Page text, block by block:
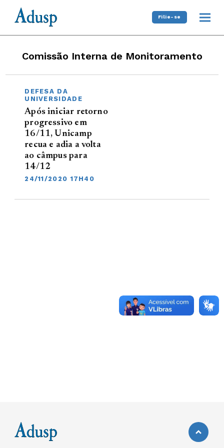
Filie-se
Comissão Interna de Monitoramento
DEFESA DA
UNIVERSIDADE
Após iniciar retorno
progressivo em
16/11, Unicamp
recua e adia a volta
ao câmpus para
14/12
24/11/2020 17H40